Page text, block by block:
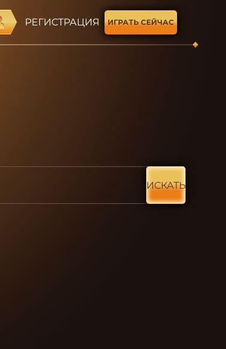
РЕГИСТРАЦИЯ ИГРАТЬ СЕЙЧАС
ИСКАТЬ